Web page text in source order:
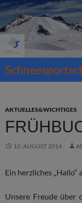
Zum
Inhalt
springen
AKTUELLES&WICHTIGES
12. AUGUST 2014
Ein herzliches „Hallo“
Unsere Freude über